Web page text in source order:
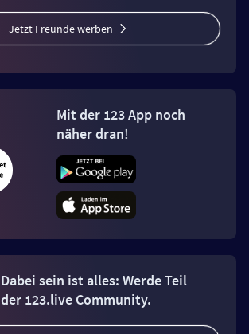
Jetzt Freunde werben
Mit der 123 App noch
näher dran!
Dabei sein ist alles: Werde Teil
der 123.live Community.